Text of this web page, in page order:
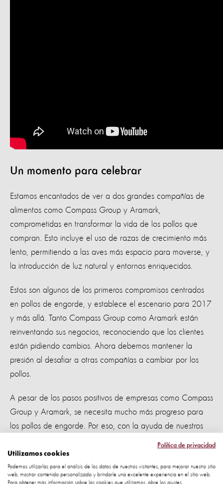
Un momento para celebrar
Estamos encantados de ver a dos grandes compañías de
alimentos como Compass Group y Aramark,
comprometidas en transformar la vida de los pollos que
compran. Esto incluye el uso de razas de crecimiento más
lento, permitiendo a las aves más espacio para moverse, y
la introducción de luz natural y entornos enriquecidos.
Estos son algunos de los primeros compromisos centrados
en pollos de engorde, y establece el escenario para 2017
y más allá. Tanto Compass Group como Aramark están
reinventando sus negocios, reconociendo que los clientes
están pidiendo cambios. Ahora debemos mantener la
presión al desafiar a otras compañías a cambiar por los
pollos.
A pesar de los pasos positivos de empresas como Compass
Group y Aramark, se necesita mucho más progreso para
los pollos de engorde. Por eso, con la ayuda de nuestros
seguidores, estamos trabajando para impulsar a más
compañías en la dirección correcta para los animales.
¿Un sistema de alimentos fuera de
Política de privacidad
Utilizamos cookies
Podemos utilizarlas para el análisis de los datos de nuestros visitantes, para mejorar nuestro sitio
web, mostrar contenido personalizado y brindarle una excelente experiencia en el sitio web.
Para obtener más información sobre las cookies que utilizamos, abre los ajustes.